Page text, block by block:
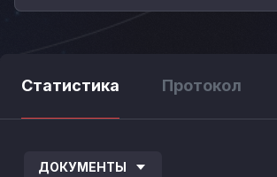
Статистика Протокол
ДОКУМЕНТЫ